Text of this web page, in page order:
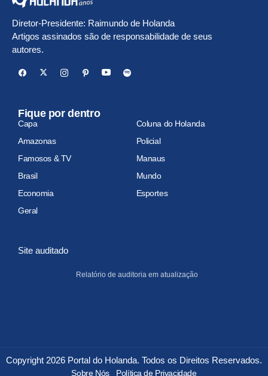
Diretor-Presidente: Raimundo de Holanda
Artigos assinados são de responsabilidade de seus
autores.
Fique por dentro
Capa
Coluna do Holanda
Amazonas
Policial
Famosos & TV
Manaus
Brasil
Mundo
Economia
Esportes
Geral
Site auditado
Relatório de auditoria em atualização
Copyright 2026 Portal do Holanda. Todos os Direitos Reservados.
Sobre Nós Política de Privacidade